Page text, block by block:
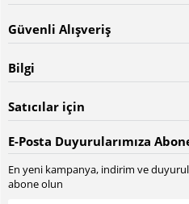
Güvenli Alışveriş
Bilgi
Satıcılar için
E-Posta Duyurularımıza
En yeni kampanya, indirim ve
abone olun